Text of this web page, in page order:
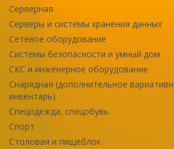
Серверная
Серверы и системы хранения данных
Сетевое оборудование
Системы безопасности и умный дом
СКС и инженерное оборудование
Снарядная (дополнительное
инвентарь)
Спецодежда, спецобувь
Спорт
Столовая и пищеблок